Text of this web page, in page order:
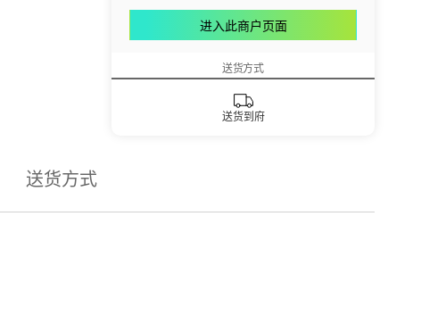
进入此商户页面
送货方式
送货到府
送货方式